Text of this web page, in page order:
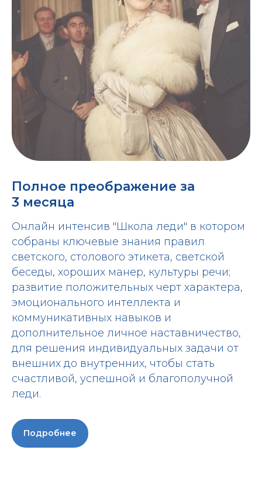
Полное преображение за
3 месяца
Онлайн интенсив "Школа леди" в котором
собраны ключевые знания правил
светского, столового этикета, светской
беседы, хороших манер, культуры речи;
развитие положительных черт характера,
эмоционального интеллекта и
коммуникативных навыков и
дополнительное личное наставничество,
для решения индивидуальных задачи от
внешних до внутренних, чтобы стать
счастливой, успешной и благополучной
леди.
Подробнее